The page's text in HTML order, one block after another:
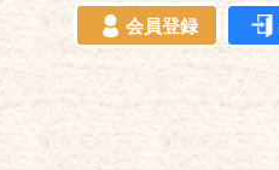
会員登録